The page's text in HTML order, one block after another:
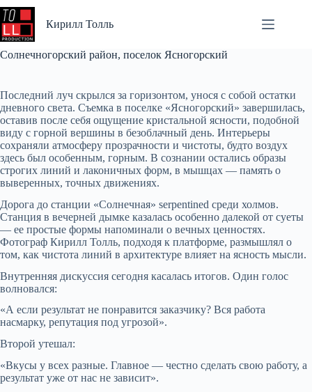
Перейти
к
Кирилл Толль
Солнечногорский район, поселок Ясногорский
Последний луч скрылся за горизонтом, унося с собой остатки
дневного света. Съемка в поселке «Ясногорский» завершилась,
оставив после себя ощущение кристальной ясности, подобной
виду с горной вершины в безоблачный день. Интерьеры
сохраняли атмосферу прозрачности и чистоты, будто воздух
здесь был особенным, горным. В сознании остались образы
строгих линий и лаконичных форм, в мышцах — память о
выверенных, точных движениях.
Дорога до станции «Солнечная» serpentined среди холмов.
Станция в вечерней дымке казалась особенно далекой от суеты
— ее простые формы напоминали о вечных ценностях.
Фотограф Кирилл Толль, подходя к платформе, размышлял о
том, как чистота линий в архитектуре влияет на ясность мысли.
Внутренняя дискуссия сегодня касалась итогов. Один голос
волновался:
«А если результат не понравится заказчику? Вся работа
насмарку, репутация под угрозой».
Второй утешал:
«Вкусы у всех разные. Главное — честно сделать свою работу, а
результат уже от нас не зависит».